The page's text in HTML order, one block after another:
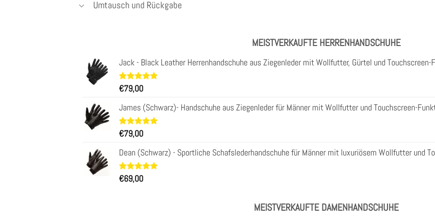
Umtausch und Rückgabe
MEISTVERKAUFTE HERRENHANDSCHUHE
Jack - Black Leather Herrenhandschuhe aus Ziegenleder mit Wollfutter, Gürtel und Touchscreen-
Bewertet
mit 4.97
von 5,
basierend
auf
34
Kundenbewertungen
€79,00
James (Schwarz)- Handschuhe aus Ziegenleder für Männer mit Wollfutter und Touchscreen-
Bewertet
mit 4.97
von 5,
basierend
auf
31
Kundenbewertungen
€79,00
Dean (Schwarz) - Sportliche Schafslederhandschuhe für Männer mit luxuriösem Wollfutter und
Bewertet
mit 4.93
29
€69,00
MEISTVERKAUFTE DAMENHANDSCHUHE